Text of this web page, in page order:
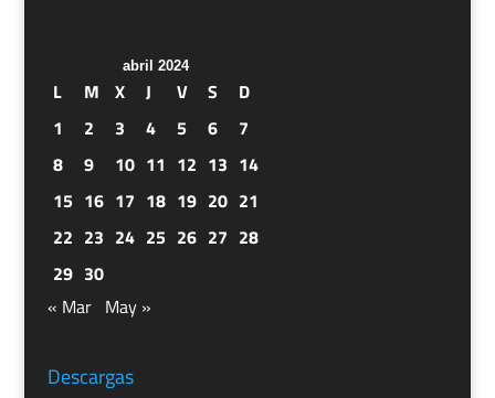
abril 2024
L M X J V S
D
1
2 3 4 5 6
7
8
9 10 11 12 13 14
15 16 17 18 19 20 21
22 23 24 25 26 27 28
29 30
« Mar May »
Descargas